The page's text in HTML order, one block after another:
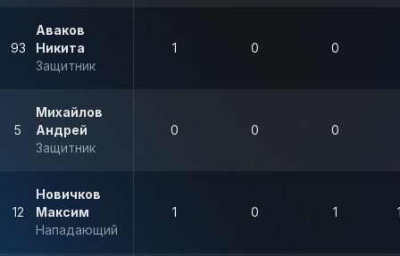
93
Аваков
Никита
Защитник
1 0 0
5
Михайлов
Андрей
Защитник
0 0 0
12
Новичков
Максим
Нападающий
1 0 1